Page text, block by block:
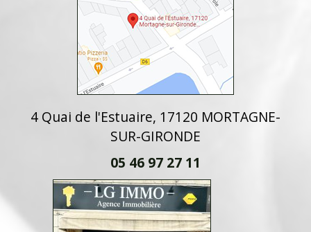
4 Quai de l'Estuaire, 17120 MORTAGNE-
SUR-GIRONDE
05 46 97 27 11